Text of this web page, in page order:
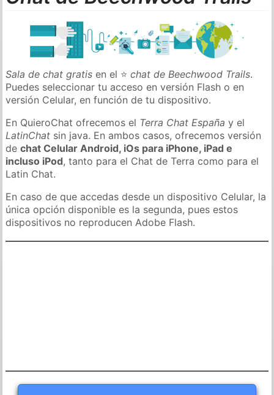
Sala de chat gratis en el ⭐chat de Beechwood Trails.
Puedes seleccionar tu acceso en versión Flash o en
versión Celular, en función de tu dispositivo.
En QuieroChat ofrecemos el Terra Chat España y el
LatinChat sin java. En ambos casos, ofrecemos versión
dechat Celular Android, iOs para iPhone, iPad e
incluso iPod, tanto para el Chat de Terra como para el
Latin Chat.
En caso de que accedas desde un dispositivo Celular, la
única opción disponible es la segunda, pues estos
dispositivos no reproducen Adobe Flash.